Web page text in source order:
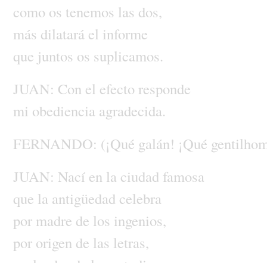
como os tenemos las dos,
más dilatará el informe
que juntos os suplicamos.
JUAN: Con el efecto responde
mi obediencia agradecida.
FERNANDO: (¡Qué galán! ¡Qué
JUAN: Nací en la ciudad famosa
que la antigüedad celebra
por madre de los ingenios,
por origen de las letras,